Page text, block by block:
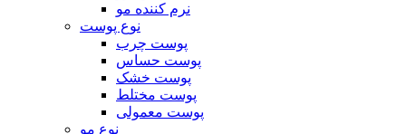
نرم کننده مو
نوع پوست
پوست چرب
پوست حساس
پوست خشک
پوست مختلط
پوست معمولی
نوع مو